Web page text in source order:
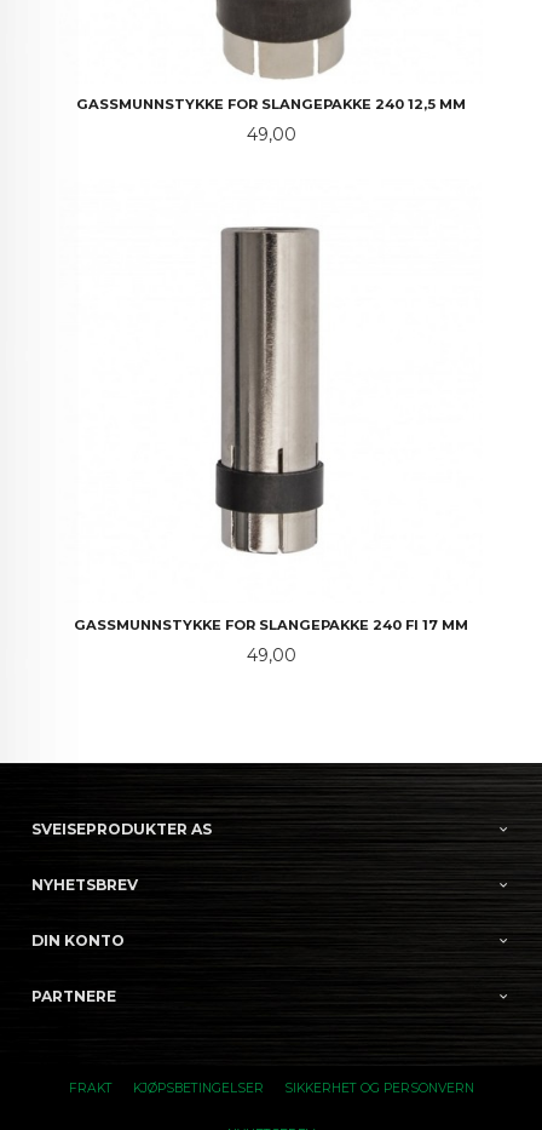
GASSMUNNSTYKKE FOR SLANGEPAKKE 240 12,5 MM
Pris
49,00
GASSMUNNSTYKKE FOR SLANGEPAKKE 240 FI 17 MM
Pris
49,00
SVEISEPRODUKTER AS
NYHETSBREV
DIN KONTO
PARTNERE
FRAKT KJØPSBETINGELSER SIKKERHET OG PERSONVERN